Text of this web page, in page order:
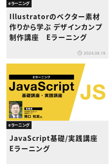
eラーニング
Illustratorのベクター素材
作りから学ぶ デザインカンプ
制作講座 Eラーニング
2024.06.19
eラーニング
JavaScript基礎/実践講座
Eラーニング